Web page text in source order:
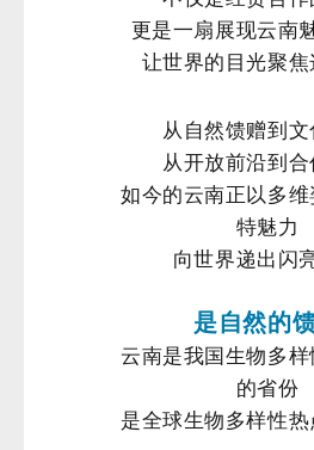
更是一扇展现云南
让世界的目光聚
从自然馈赠到文
从开放前沿到合
如今的云南正以多
特魅力
向世界递出闪
是自然的
云南是我国生物多
的省份
是全球生物多样性